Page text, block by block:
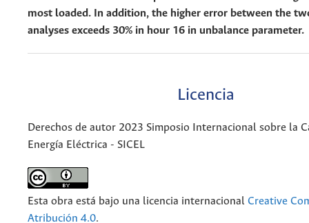
most loaded. In addition, the higher error between the
analyses exceeds 30% in hour 16 in unbalance parameter.
Licencia
Derechos de autor 2023 Simposio Internacional sobre la
Energía Eléctrica - SICEL
Esta obra está bajo una licencia internacional Creative
Atribución 4.0.